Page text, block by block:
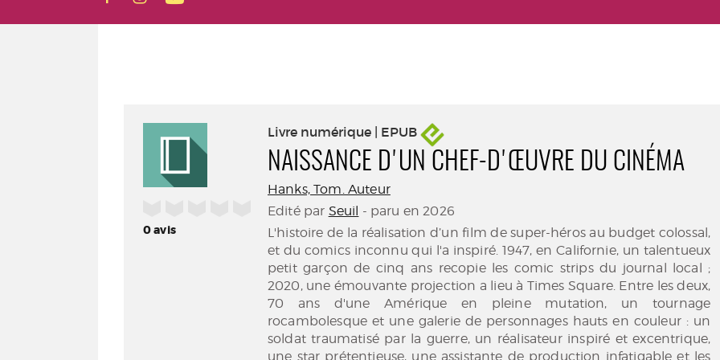
0avis
Livre numérique | EPUB
NAISSANCE D'UN CHEF-D'ŒUVRE DU CINÉMA
Hanks, Tom. Auteur
Edité par Seuil - paru en 2026
L'histoire de la réalisation d’un film de super-héros au budget colossal,
et du comics inconnu qui l'a inspiré. 1947, en Californie, un talentueux
petit garçon de cinq ans recopie les comic strips du journal local ;
2020, une émouvante projection a lieu à Times Square. Entre les deux,
70 ans d'une Amérique en pleine mutation, un tournage
rocambolesque et une galerie de personnages hauts en couleur : un
soldat traumatisé par la guerre, un réalisateur inspiré et excentrique,
une star prétentieuse, une assistante de production infatigable et les